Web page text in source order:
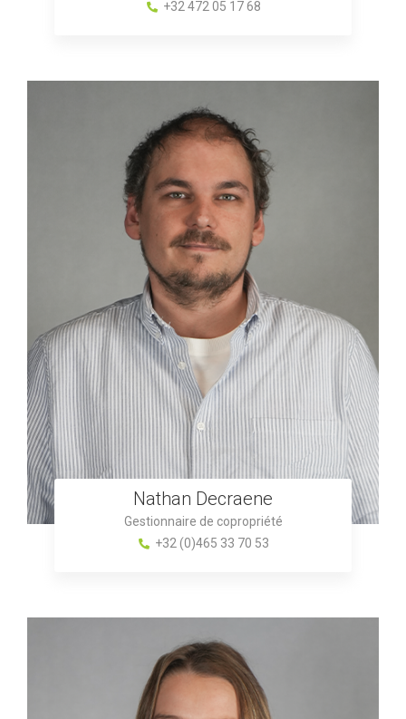
+32 472 05 17 68
Nathan Decraene
Gestionnaire de copropriété
+32 (0)465 33 70 53